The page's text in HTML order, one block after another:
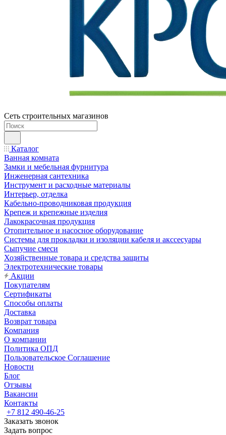
Сеть строительных магазинов
Каталог
Ванная комната
Замки и мебельная фурнитура
Инженерная сантехника
Инструмент и расходные материалы
Интерьер, отделка
Кабельно-проводниковая продукция
Крепеж и крепежные изделия
Лакокрасочная продукция
Отопительное и насосное оборудование
Системы для прокладки и изоляции кабеля и акссесуары
Сыпучие смеси
Хозяйственные товара и средства защиты
Электротехнические товары
Акции
Покупателям
Сертификаты
Способы оплаты
Доставка
Возврат товара
Компания
О компании
Политика ОПД
Пользовательское Соглашение
Новости
Блог
Отзывы
Вакансии
Контакты
+7 812 490-46-25
Заказать звонок
Задать вопрос